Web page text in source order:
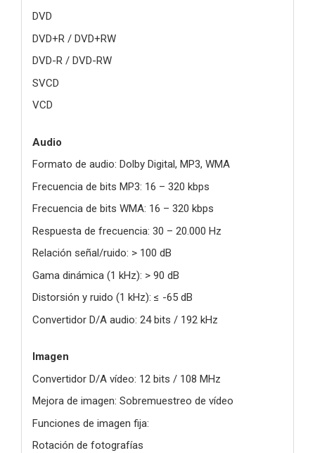
DVD
DVD+R / DVD+RW
DVD-R / DVD-RW
SVCD
VCD
Audio
Formato de audio: Dolby Digital, MP3, WMA
Frecuencia de bits MP3: 16 – 320 kbps
Frecuencia de bits WMA: 16 – 320 kbps
Respuesta de frecuencia: 30 – 20.000 Hz
Relación señal/ruido: > 100 dB
Gama dinámica (1 kHz): > 90 dB
Distorsión y ruido (1 kHz): ≤ -65 dB
Convertidor D/A audio: 24 bits / 192 kHz
Imagen
Convertidor D/A vídeo: 12 bits / 108 MHz
Mejora de imagen: Sobremuestreo de vídeo
Funciones de imagen fija:
Rotación de fotografías